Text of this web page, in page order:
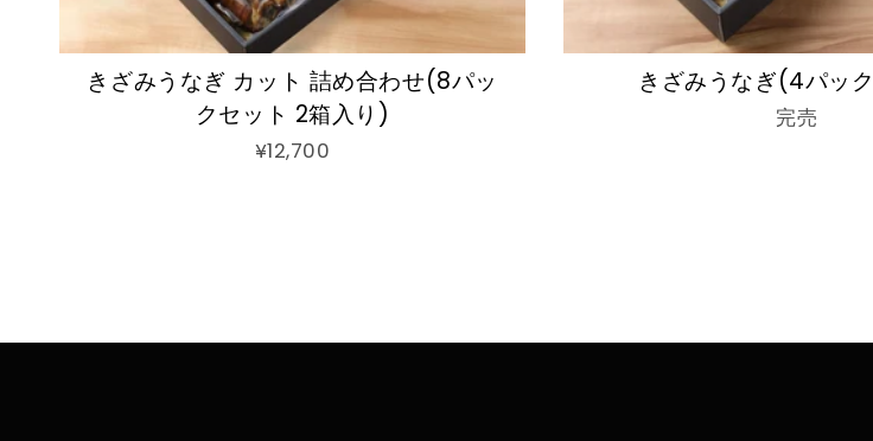
きざみうなぎ カット 詰め合わせ(8パッ
クセット 2箱入り)
¥12,700
きざみうなぎ(4パッ
完売